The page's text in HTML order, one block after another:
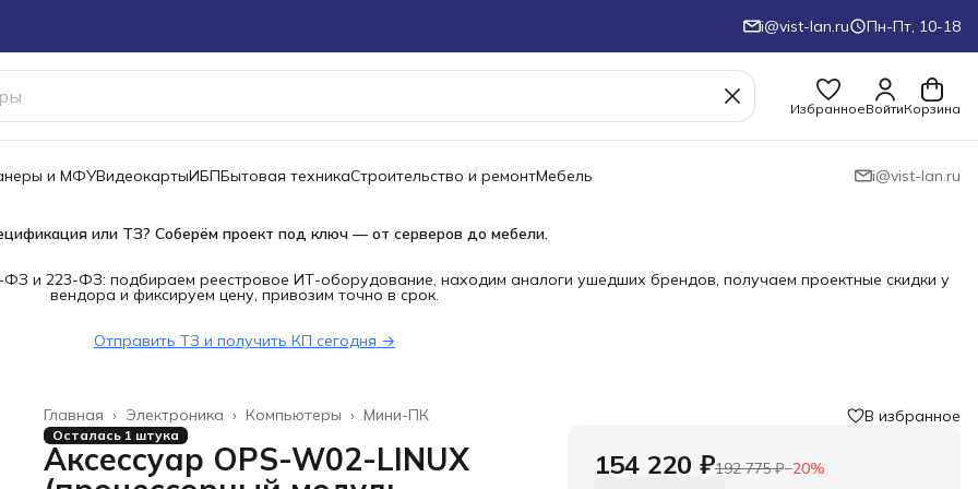
i@vist-lan.ru Пн-Пт, 10-18
ИзбранноеВойтиКорзина
и МФУВидеокартыИБПБытовая техникаСтроительство и ремонтМебель i@vist-lan.ru
или ТЗ? Соберём проект под ключ — от серверов до мебели.
и 223-ФЗ: подбираем реестровое ИТ-оборудование, находим аналоги ушедших брендов, получаем проектные скидки у
вендора и фиксируем цену, привозим точно в срок.
Отправить ТЗ и получить КП сегодня →
Мини-ПК
Компьютеры ›
Электроника ›
Главная ›
Осталась 1 штука
Аксессуар OPS-W02-LINUX
В избранное
154 220 ₽192 775 ₽−20%